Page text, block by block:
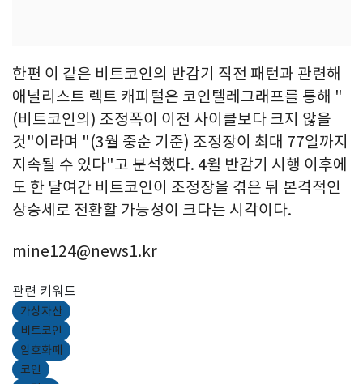
한편 이 같은 비트코인의 반감기 직전 패턴과 관련해
애널리스트 렉트 캐피털은 코인텔레그래프를 통해 "
(비트코인의) 조정폭이 이전 사이클보다 크지 않을
것"이라며 "(3월 중순 기준) 조정장이 최대 77일까지
지속될 수 있다"고 분석했다. 4월 반감기 시행 이후에
도 한 달여간 비트코인이 조정장을 겪은 뒤 본격적인
상승세로 전환할 가능성이 크다는 시각이다.
mine124@news1.kr
관련 키워드
가상자산
비트코인
암호화폐
코인